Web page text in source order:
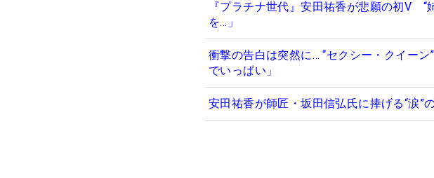
『プラチナ世代』安田祐香が悲願の初V “
を…」
衝撃の告白は突然に… “セクシー・クイー
でいっぱい」
安田祐香が師匠・坂田信弘氏に捧げる“涙”